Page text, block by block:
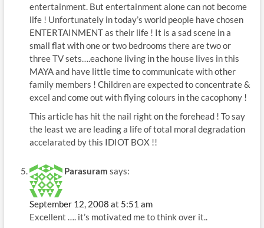
entertainment. But entertainment alone can not become
life ! Unfortunately in today’s world people have chosen
ENTERTAINMENT as their life ! It is a sad scene in a
small flat with one or two bedrooms there are two or
three TV sets….eachone living in the house lives in this
MAYA and have little time to communicate with other
family members ! Children are expected to concentrate &
excel and come out with flying colours in the cacophony !
This article has hit the nail right on the forehead ! To say
the least we are leading a life of total moral degradation
accelarated by this IDIOT BOX !!
Parasuram says:
September 12, 2008 at 5:51 am
Excellent …. it’s motivated me to think over it..